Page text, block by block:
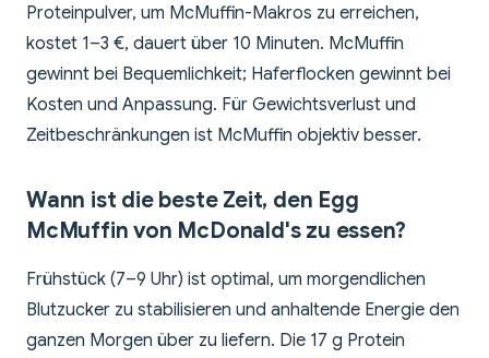
Proteinpulver, um McMuffin-Makros zu erreichen,
kostet 1–3 €, dauert über 10 Minuten. McMuffin
gewinnt bei Bequemlichkeit; Haferflocken gewinnt bei
Kosten und Anpassung. Für Gewichtsverlust und
Zeitbeschränkungen ist McMuffin objektiv besser.
Wann ist die beste Zeit, den Egg
McMuffin von McDonald's zu essen?
Frühstück (7–9 Uhr) ist optimal, um morgendlichen
Blutzucker zu stabilisieren und anhaltende Energie den
ganzen Morgen über zu liefern. Die 17 g Protein